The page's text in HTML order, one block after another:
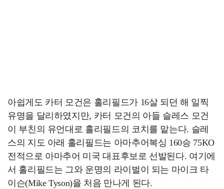
아쉽게도 카터 모건은 홀리필드가 16살 되던 해 일찍
유명을 달리하였지만, 카터 모건의 아들 슬레스 모건
이 부친의 유언대로 홀리필드의 코치를 맡는다. 슬레
스의 지도 아래 홀리필드는 아마추어복싱 160승 75KO
전적으로 아마추어 미국 대표후보로 선발된다. 여기에
서 홀리필드는 그와 운명의 라이벌이 되는 마이크 타
이슨(Mike Tyson)을 처음 만나게 된다.